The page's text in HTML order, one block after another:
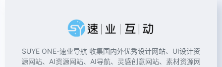
SUYE ONE-速业导航 收集国内外优秀设计网站、UI设计资
源网站、AI资源网站、AI导航、灵感创意网站、素材资源网